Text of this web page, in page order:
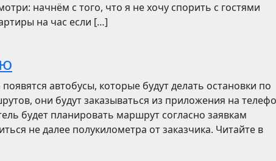
начнём с того, что я не хочу спорить с гостями
на час если […]
автобусы, которые будут делать остановки по
они будут заказываться из приложения на
будет планировать маршрут согласно заявкам
не далее полукилометра от заказчика. Читайте в